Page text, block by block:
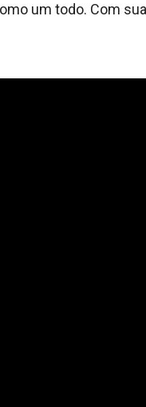
um todo. Com
e clareza às